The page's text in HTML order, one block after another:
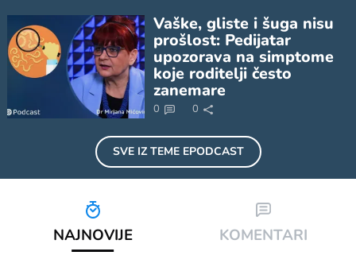
Vaške, gliste i šuga nisu
prošlost: Pedijatar
upozorava na simptome
koje roditelji često
zanemare
0 0
SVE IZ TEME EPODCAST
NAJNOVIJE KOMENTARI